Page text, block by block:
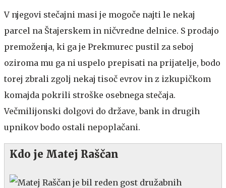
V njegovi stečajni masi je mogoče najti le nekaj
parcel na Štajerskem in ničvredne delnice. S prodajo
premoženja, ki ga je Prekmurec pustil za seboj
oziroma mu ga ni uspelo prepisati na prijatelje, bodo
torej zbrali zgolj nekaj tisoč evrov in z izkupičkom
komajda pokrili stroške osebnega stečaja.
Večmilijonski dolgovi do države, bank in drugih
upnikov bodo ostali nepoplačani.
Kdo je Matej Raščan